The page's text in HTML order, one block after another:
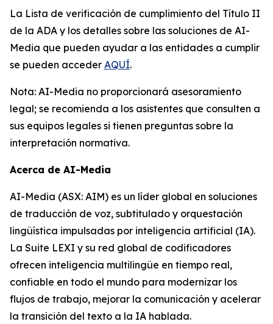
La Lista de verificación de cumplimiento del Título II
de la ADA y los detalles sobre las soluciones de AI-
Media que pueden ayudar a las entidades a cumplir
se pueden acceder AQUÍ.
Nota: AI-Media no proporcionará asesoramiento
legal; se recomienda a los asistentes que consulten a
sus equipos legales si tienen preguntas sobre la
interpretación normativa.
Acerca de AI-Media
AI-Media (ASX: AIM) es un líder global en soluciones
de traducción de voz, subtitulado y orquestación
lingüística impulsadas por inteligencia artificial (IA).
La Suite LEXI y su red global de codificadores
ofrecen inteligencia multilingüe en tiempo real,
confiable en todo el mundo para modernizar los
flujos de trabajo, mejorar la comunicación y acelerar
la transición del texto a la IA hablada.